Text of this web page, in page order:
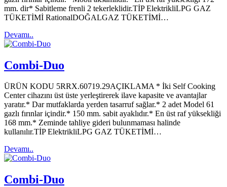
mm. dir* Sabitleme frenli 2 tekerleklidir.TİP ElektrikliLPG GAZ
TÜKETİMİ RationalDOĞALGAZ TÜKETİMİ…
Devamı..
Combi-Duo
ÜRÜN KODU 5RRX.60719.29AÇIKLAMA * İki Self Cooking
Center cihazını üst üste yerleştirerek ilave kapasite ve avantajlar
yaratır.* Dar mutfaklarda yerden tasarruf sağlar.* 2 adet Model 61
gazlı fırınlar içindir.* 150 mm. sabit ayaklıdır.* En üst raf yüksekliği
168 mm.* Zeminde tahliye gideri bulunmaması halinde
kullanılır.TİP ElektrikliLPG GAZ TÜKETİMİ…
Devamı..
Combi-Duo